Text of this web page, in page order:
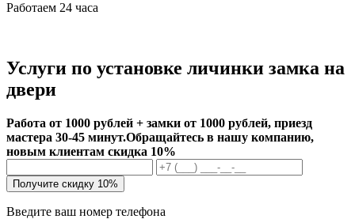
Работаем 24 часа
Услуги по установке личинки замка на
двери
Работа от 1000 рублей + замки от 1000 рублей, приезд
мастера 30-45 минут.Обращайтесь в нашу компанию,
новым клиентам скидка 10%
Получите скидку 10%
Введите ваш номер телефона